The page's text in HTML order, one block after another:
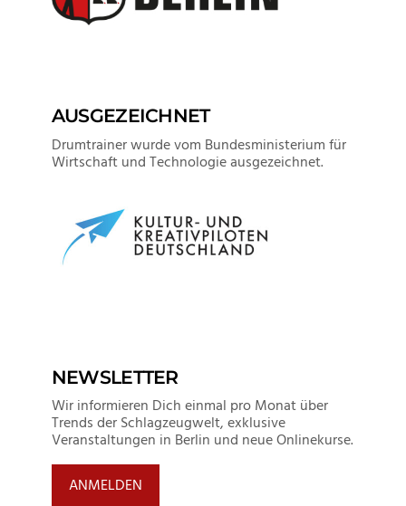
AUSGEZEICHNET
Drumtrainer wurde vom Bundesministerium für
Wirtschaft und Technologie ausgezeichnet.
NEWSLETTER
Wir informieren Dich einmal pro Monat über
Trends der Schlagzeugwelt, exklusive
Veranstaltungen in Berlin und neue Onlinekurse.
ANMELDEN